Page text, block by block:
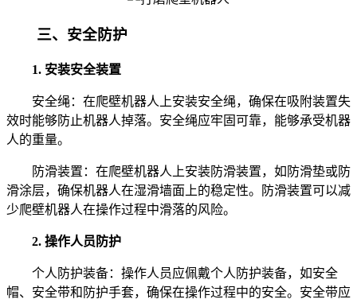
三、安全防护
1. 安装安全装置
安全绳：在爬壁机器人上安装安全绳，确保在吸附装置失
效时能够防止机器人掉落。安全绳应牢固可靠，能够承受机器
人的重量。
防滑装置：在爬壁机器人上安装防滑装置，如防滑垫或防
滑涂层，确保机器人在湿滑墙面上的稳定性。防滑装置可以减
少爬壁机器人在操作过程中滑落的风险。
2. 操作人员防护
个人防护装备：操作人员应佩戴个人防护装备，如安全
帽、安全带和防护手套，确保在操作过程中的安全。安全带应